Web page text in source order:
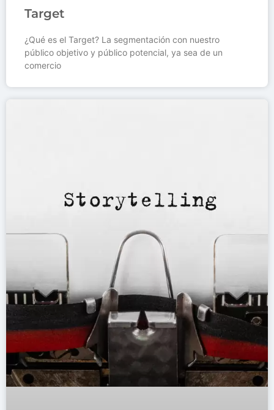
Target
¿Qué es el Target? La segmentación con nuestro
público objetivo y público potencial, ya sea de un
comercio